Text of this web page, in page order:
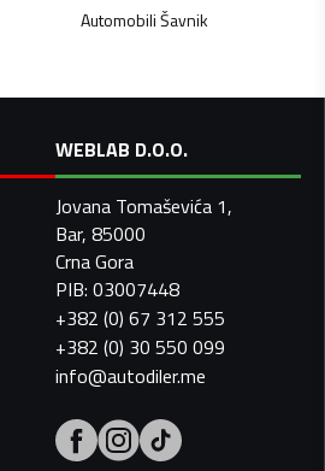
AutomobiliŠavnik
WEBLAB D.O.O.
Jovana Tomaševića 1,
Bar, 85000
Crna Gora
PIB: 03007448
+382 (0) 67 312 555
+382 (0) 30 550 099
info@autodiler.me